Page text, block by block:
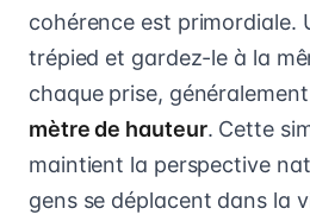
cohérence est primordiale.
trépied et gardez-le à la
chaque prise,
mètre de hauteur. Cette
maintient la perspective
gens se déplacent dans la